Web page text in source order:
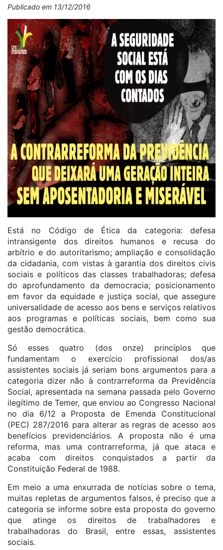
Publicado em 13/12/2016
Está no Código de Ética da categoria: defesa
intransigente dos direitos humanos e recusa do
arbítrio e do autoritarismo; ampliação e consolidação
da cidadania, com vistas à garantia dos direitos civis
sociais e políticos das classes trabalhadoras; defesa
do aprofundamento da democracia; posicionamento
em favor da equidade e justiça social, que assegure
universalidade de acesso aos bens e serviços relativos
aos programas e políticas sociais, bem como sua
gestão democrática.
Só esses quatro (dos onze) princípios que
fundamentam o exercício profissional dos/as
assistentes sociais já seriam bons argumentos para a
categoria dizer não à contrarreforma da Previdência
Social, apresentada na semana passada pelo Governo
ilegítimo de Temer, que enviou ao Congresso Nacional
no dia 6/12 a Proposta de Emenda Constitucional
(PEC) 287/2016 para alterar as regras de acesso aos
benefícios previdenciários. A proposta não é uma
reforma, mas uma contrarreforma, já que ataca e
acaba com direitos conquistados a partir da
Constituição Federal de 1988.
Em meio a uma enxurrada de notícias sobre o tema,
muitas repletas de argumentos falsos, é preciso que a
categoria se informe sobre esta proposta do governo
que atinge os direitos de trabalhadores e
trabalhadoras do Brasil, entre essas, assistentes
sociais.